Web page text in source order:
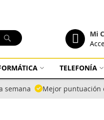
Mi
Buscar
TELEFONÍA
semana Mejor puntuación